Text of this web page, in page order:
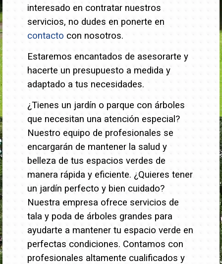
interesado en contratar nuestros
servicios, no dudes en ponerte en
contacto con nosotros.
Estaremos encantados de asesorarte y
hacerte un presupuesto a medida y
adaptado a tus necesidades.
¿Tienes un jardín o parque con árboles
que necesitan una atención especial?
Nuestro equipo de profesionales se
encargarán de mantener la salud y
belleza de tus espacios verdes de
manera rápida y eficiente. ¿Quieres tener
un jardín perfecto y bien cuidado?
Nuestra empresa ofrece servicios de
tala y poda de árboles grandes para
ayudarte a mantener tu espacio verde en
perfectas condiciones. Contamos con
profesionales altamente cualificados y